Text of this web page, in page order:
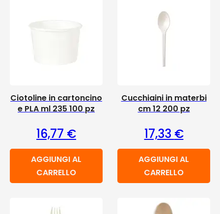
Ciotoline in cartoncino
e PLA ml 235 100 pz
16,77 €
AGGIUNGI AL
CARRELLO
Cucchiaini in materbi
cm 12 200 pz
17,33 €
AGGIUNGI AL
CARRELLO